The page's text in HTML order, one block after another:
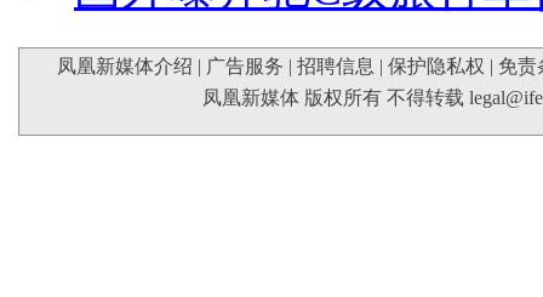
凤凰新媒体介绍 | 广告服务 | 招聘信息 | 保护隐私权 | 免责
凤凰新媒体 版权所有 不得转载